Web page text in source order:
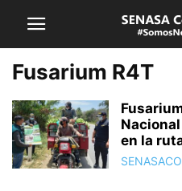
Fusarium R4T
en la